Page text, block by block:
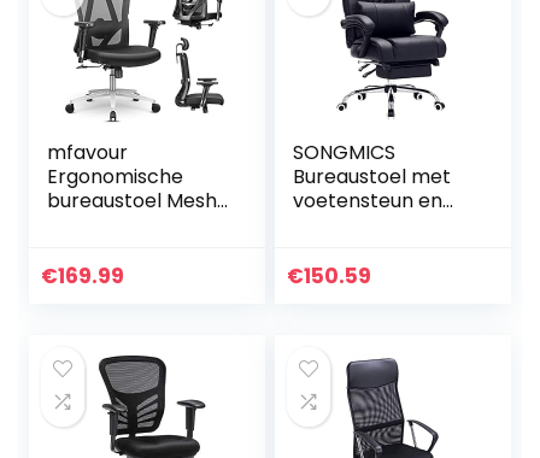
mfavour
Ergonomische
bureaustoel Mesh
rugsteun, 3D-
verstelbare
hoofdsteun,
ergonomische
stoel voor thuis en
€169.99
SONGMICS
Bureaustoel met
voetensteun en
67 x 66 x 116 cm
€150.59